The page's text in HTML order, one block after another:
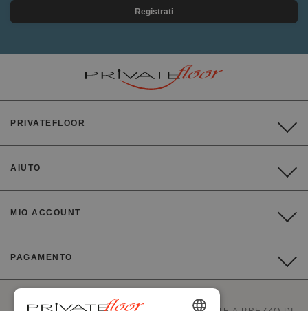
Registrati
PRIVATEFLOOR
AIUTO
MIO ACCOUNT
PAGAMENTO